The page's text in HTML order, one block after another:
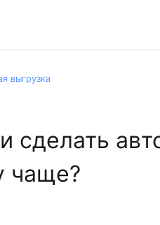
выгрузка
сделать
чаще?